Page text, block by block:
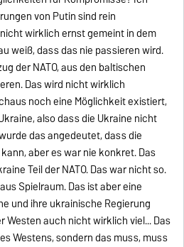
von Putin sind rein
wirklich ernst gemeint in dem
weiß, dass das nie passieren wird.
der NATO, aus den baltischen
Das wird nicht wirklich
noch eine Möglichkeit existiert,
also dass die Ukraine nicht
das angedeutet, dass die
aber es war nie konkret. Das
Teil der NATO. Das war nicht so.
Spielraum. Das ist aber eine
und ihre ukrainische Regierung
Westen auch nicht wirklich viel... Das
Westens, sondern das muss, muss